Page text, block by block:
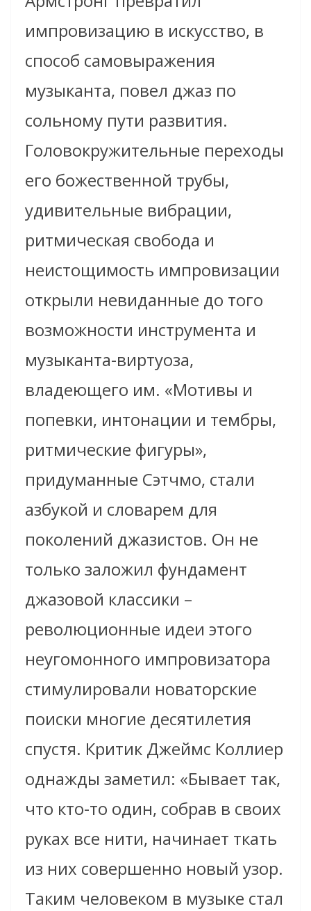
импровизацию в искусство, в
способ самовыражения
музыканта, повел джаз по
сольному пути развития.
Головокружительные переходы
его божественной трубы,
удивительные вибрации,
ритмическая свобода и
неистощимость импровизации
открыли невиданные до того
возможности инструмента и
музыканта-виртуоза,
владеющего им. «Мотивы и
попевки, интонации и тембры,
ритмические фигуры»,
придуманные Сэтчмо, стали
азбукой и словарем для
поколений джазистов. Он не
только заложил фундамент
джазовой классики –
революционные идеи этого
неугомонного импровизатора
стимулировали новаторские
поиски многие десятилетия
спустя. Критик Джеймс Коллиер
однажды заметил: «Бывает так,
что кто-то один, собрав в своих
руках все нити, начинает ткать
из них совершенно новый узор.
Таким человеком в музыке стал